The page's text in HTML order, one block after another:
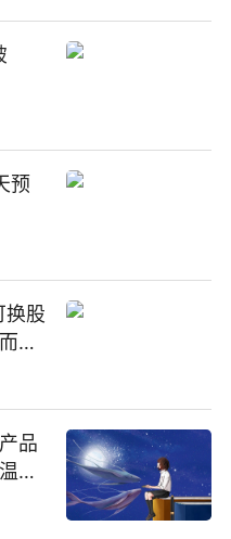
预
换股
发
品
装
器